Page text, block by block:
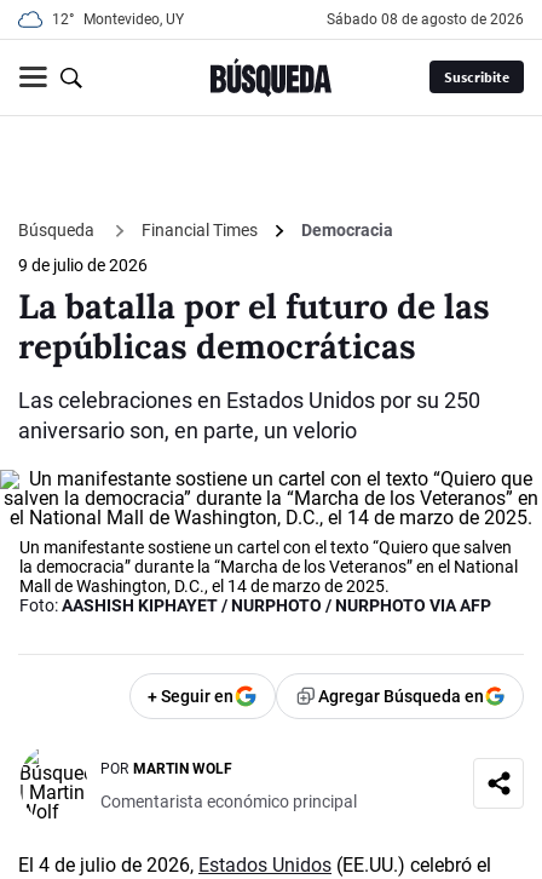
12° Montevideo, UY sábado 08 de agosto de 2026
Suscribite
Búsqueda Financial Times
Democracia
9 de julio de 2026
La batalla por el futuro de las
repúblicas democráticas
Las celebraciones en Estados Unidos por su 250
aniversario son, en parte, un velorio
Un manifestante sostiene un cartel con el texto “Quiero que salven
la democracia” durante la “Marcha de los Veteranos” en el National
Mall de Washington, D.C., el 14 de marzo de 2025.
Foto:AASHISH KIPHAYET / NURPHOTO / NURPHOTO VIA AFP
+ Seguir en Agregar Búsqueda en
POR MARTIN WOLF
Comentarista económico principal
El 4 de julio de 2026, Estados Unidos (EE.UU.) celebró el